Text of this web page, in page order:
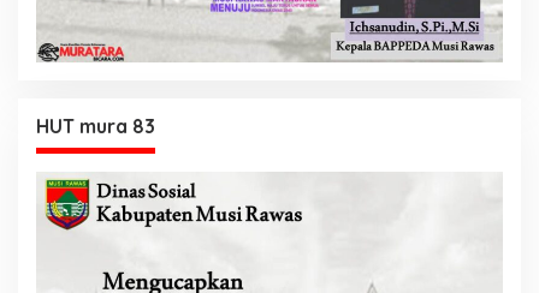
HUT mura 83